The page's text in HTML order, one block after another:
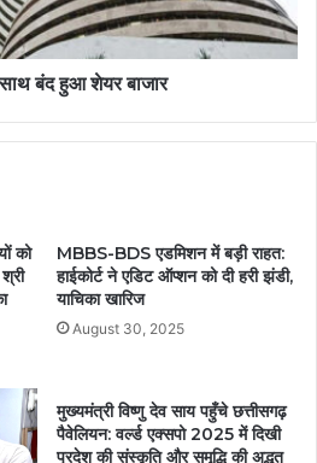
बंद हुआ शेयर बाजार
को
MBBS-BDS एडमिशन में बड़ी राहत:
हाईकोर्ट ने एडिट ऑप्शन को दी हरी झंडी,
याचिका खारिज
August 30, 2025
मुख्यमंत्री विष्णु देव साय पहुँचे छत्तीसगढ़
पैवेलियन: वर्ल्ड एक्सपो 2025 में दिखी
प्रदेश की संस्कृति और समृद्धि की अद्भुत